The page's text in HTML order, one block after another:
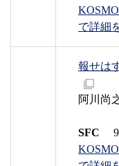
で詳細
報せは
阿川尚
SFC